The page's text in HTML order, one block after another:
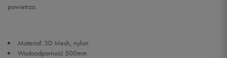
powietrza.
Materiał: 3D Mesh, nylon
Wodoodporność 500mm